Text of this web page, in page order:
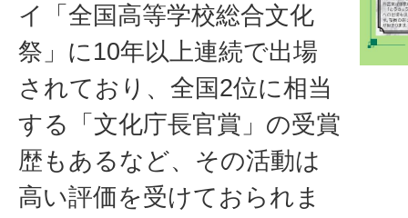
イ「全国高等学校総合文化
祭」に10年以上連続で出場
されており、全国2位に相当
する「文化庁長官賞」の受賞
歴もあるなど、その活動は
高い評価を受けておられま